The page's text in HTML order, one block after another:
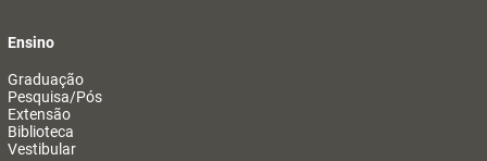
Ensino
Graduação
Pesquisa/Pós
Extensão
Biblioteca
Vestibular